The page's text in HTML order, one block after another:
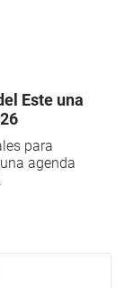
Este una
para
agenda